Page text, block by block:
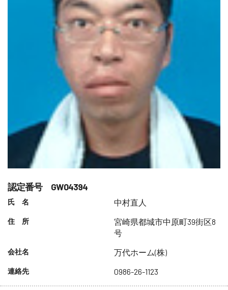
認定番号 GW04394
氏 名 中村直人
住 所
宮崎県都城市中原町39街区8
号
会社名 万代ホーム(株)
連絡先 0986-26-1123